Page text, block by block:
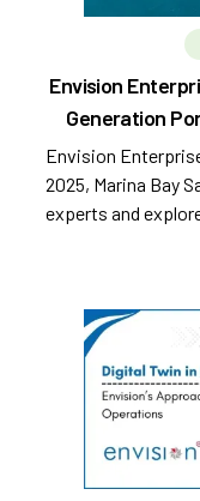
Envision
Generation
Envision
2025, Marina Bay
experts and